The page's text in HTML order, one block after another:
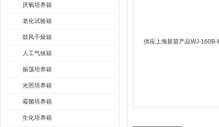
厌氧培养箱
老化试验箱
鼓风干燥箱
人工气候箱
振荡培养箱
光照培养箱
霉菌培养箱
生化培养箱